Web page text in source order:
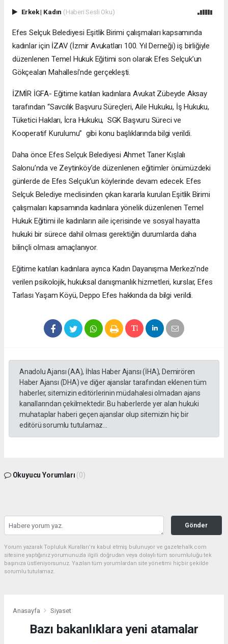
Erkek| Kadın (Haberi Sesli Oku)
Efes Selçuk Belediyesi Eşitlik Birimi çalışmaları kapsamında
kadınlar için İZAV (İzmir Avukatları 100. Yıl Derneği) iş birliğiyle
düzenlenen Temel Hukuk Eğitimi son olarak Efes Selçuk’un
Gökçealan Mahallesi’nde gerçekleşti.
İZMİR İGFA- Eğitime katılan kadınlara Avukat Zübeyde Aksay
tarafından “Savcılık Başvuru Süreçleri, Aile Hukuku, İş Hukuku,
Tüketici Hakları, İcra Hukuku, SGK Başvuru Süreci ve
Kooperatif Kurulumu” gibi konu başlıklarında bilgi verildi.
Daha önce Efes Selçuk Belediyesi Ahmet Taner Kışlalı
Salonu’nda ve Zeytinköy’de düzenlenen eğitimler önümüzdeki
günlerde de Efes Selçuk’un köylerinde devam edecek. Efes
Selçuk Belediye meclisinden çıkan kararla kurulan Eşitlik Birimi
çalışmaları kapsamında kadınlara yönelik düzenlenen Temel
Hukuk Eğitimi ile kadınların aile içerisinde ve sosyal hayatta
hukuki bir sürece dahil olması gerektiğin durumlarda daha
bilinçli olması amaçlanıyor.
Eğitime katılan kadınlara ayrıca Kadın Dayanışma Merkezi’nde
verilen psikolojik, hukuksal danışmanlık hizmetleri, kurslar, Efes
Tarlası Yaşam Köyü, Deppo Efes hakkında da bilgi verildi.
Anadolu Ajansı (AA), İhlas Haber Ajansı (İHA), Demirören
Haber Ajansı (DHA) ve diğer ajanslar tarafından eklenen tüm
haberler, sitemizin editörlerinin müdahalesi olmadan ajans
kanallarından çekilmektedir. Bu haberlerde yer alan hukuki
muhataplar haberi geçen ajanslar olup sitemizin hiç bir
editörü sorumlu tutulamaz...
Okuyucu Yorumları (0)
Gönder
Yorum yazarak Topluluk Kuralları’nı kabul etmiş bulunuyor ve gazetehalk.com
sitesine yaptığınız yorumunuzla ilgili doğrudan veya dolaylı tüm sorumluluğu tek
başınıza üstleniyorsunuz. Yazılan tüm yorumlardan site yönetimi hiçbir şekilde
sorumlu tutulamaz.
Anasayfa Siyaset
Bazı bakanlıklara yeni atamalar